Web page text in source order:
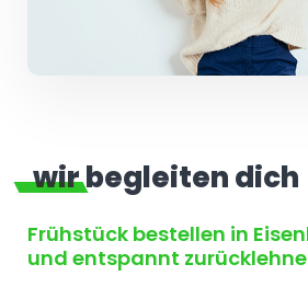
wir begleiten dich
Frühstück bestellen in
und entspannt